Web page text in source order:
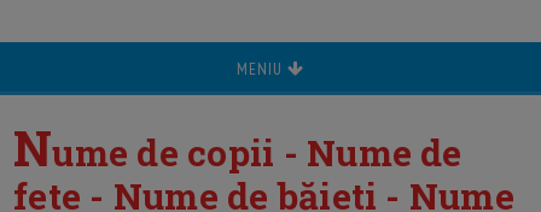
MENIU
Nume de copii - Nume de
fete - Nume de băieti - Nume